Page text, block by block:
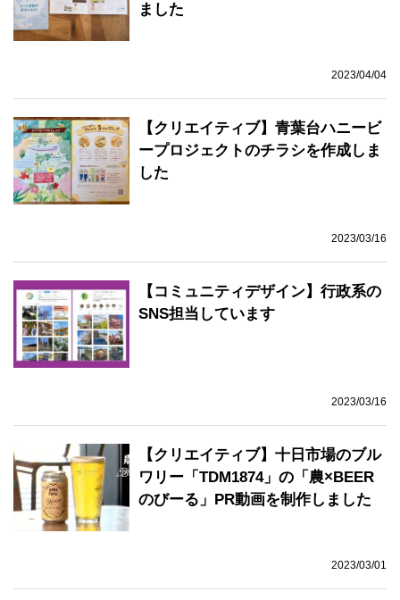
ました
2023/04/04
【クリエイティブ】青葉台ハニービ
ープロジェクトのチラシを作成しま
した
2023/03/16
【コミュニティデザイン】行政系の
SNS担当しています
2023/03/16
【クリエイティブ】十日市場のブル
ワリー「TDM1874」の「農×BEER
のびーる」PR動画を制作しました
2023/03/01